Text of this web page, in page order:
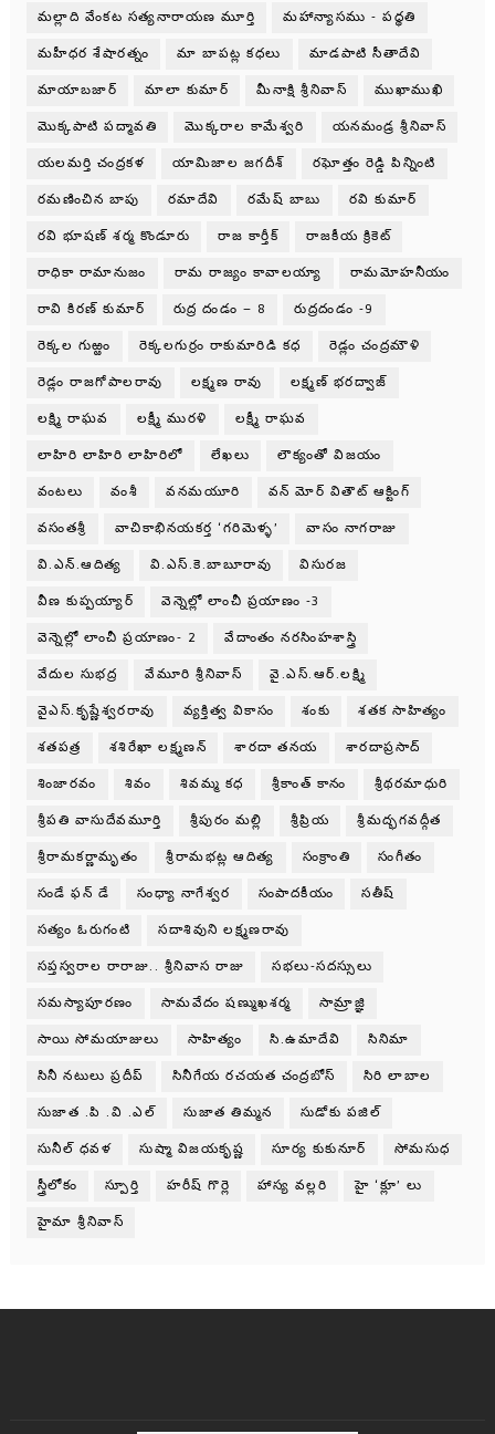
మల్లాది వేంకట సత్యనారాయణ మూర్తి మహాన్యాసము - పధ్ధతి
మహీధర శేషారత్నం మా బాపట్ల కధలు మాడపాటి సీతాదేవి
మాయాబజార్ మాలా కుమార్ మీనాక్షి శ్రీనివాస్ ముఖాముఖి
మొక్కపాటి పద్మావతి మొక్కరాల కామేశ్వరి యనమండ్ర శ్రీనివాస్
యలమర్తి చంద్రకళ యామిజాల జగదీశ్ రఘోత్తం రెడ్డి పిన్నింటి
రమణించిన బాపు రమాదేవి రమేష్ బాబు రవి కుమార్
రవి భూషణ్ శర్మ కొండూరు రాజ కార్తీక్ రాజకీయ క్రికెట్
రాధికా రామానుజం రామ రాజ్యం కావాలయ్యా రామమోహనీయం
రావి కిరణ్ కుమార్ రుద్ర దండం – 8 రుద్రదండం -9
రెక్కల గుఱ్ఱం రెక్కలగుర్రం రాకుమారిడి కధ రెడ్లం చంద్రమౌళి
రెడ్లం రాజగోపాలరావు లక్ష్మణ రావు లక్ష్మణ్ భరద్వాజ్
లక్ష్మి రాఘవ లక్ష్మీ మురళి లక్ష్మీ రాఘవ
లాహిరి లాహిరి లాహిరిలో లేఖలు లౌక్యంతో విజయం
వంటలు వంశీ వనమయూరి వన్ మోర్ వితౌట్ ఆక్టింగ్
వసంతశ్రీ వాచికాభినయకర్త ‘గరిమెళ్ళ’ వాసం నాగరాజు
వి.ఎన్.ఆదిత్య వి.ఎస్.కె.బాబూరావు విసురజ
వీణ కుప్పయ్యార్ వెన్నెల్లో లాంచీ ప్రయాణం -3
వెన్నెల్లో లాంచీ ప్రయాణం- 2 వేదాంతం నరసింహశాస్త్రి
వేదుల సుభద్ర వేమూరి శ్రీనివాస్ వై.ఎస్.ఆర్.లక్ష్మి
వైఎస్.కృష్ణేశ్వరరావు వ్యక్తిత్వ వికాసం శంకు శతక సాహిత్యం
శతపత్ర శశిరేఖా లక్ష్మణన్ శారదా తనయ శారదాప్రసాద్
శింజారవం శివం శివమ్మ కధ శ్రీకాంత్ కానం శ్రీథరమాధురి
శ్రీపతి వాసుదేవమూర్తి శ్రీపురం మల్లి శ్రీప్రియ శ్రీమద్భగవద్గీత
శ్రీరామకర్ణామృతం శ్రీరామభట్ల ఆదిత్య సంక్రాంతి సంగీతం
సండే ఫన్ డే సంధ్యా నాగేశ్వర సంపాదకీయం సతీష్
సత్యం ఓరుగంటి సదాశివుని లక్ష్మణరావు
సప్తస్వరాల రారాజు.. శ్రీనివాస రాజు సభలు-సదస్సులు
సమస్యాపూరణం సామవేదం షణ్ముఖశర్మ సామ్రాజ్ఞి
సాయి సోమయాజులు సాహిత్యం సి.ఉమాదేవి సినిమా
సినీ నటులు ప్రదీప్ సినీగేయ రచయత చంద్రబోస్ సిరి లాబాల
సుజాత .పి .వి .ఎల్ సుజాత తిమ్మన సుడోకు పజిల్
సునీల్ ధవళ సుష్మా విజయకృష్ణ సూర్య కుకునూర్ సోమసుధ
స్త్రీలోకం స్పూర్తి హరీష్ గొర్లె హాస్య వల్లరి హై ‘క్లూ’ లు
హైమా శ్రీనివాస్